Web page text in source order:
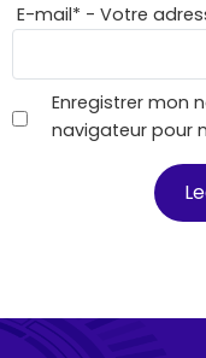
E-mail* - Votre
Enregistrer mon
navigateur pour